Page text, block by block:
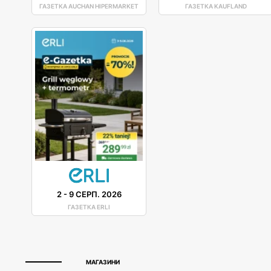
ГАЗЕТКА AUCHAN HIPERMARKET ГАЗЕТКА KAUFLAND
2-9 СЕРП. 2026
ГАЗЕТКА ERLI
МАГАЗИНИ